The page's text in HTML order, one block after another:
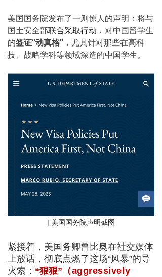
美国国务院发布了一则惊人的声明：将与
国土安全部联合采取行动 ，对中国留学生
的签证“动真格” ，尤其针对那些在高科
技、战略学科等领域深造的中国学生。
| 美国国务院声明截图
紧接着，美国务卿鲁比奥在社交媒体
上放话，彻底点燃了这场“风暴”的导
火索： “狠狠” （aggressively